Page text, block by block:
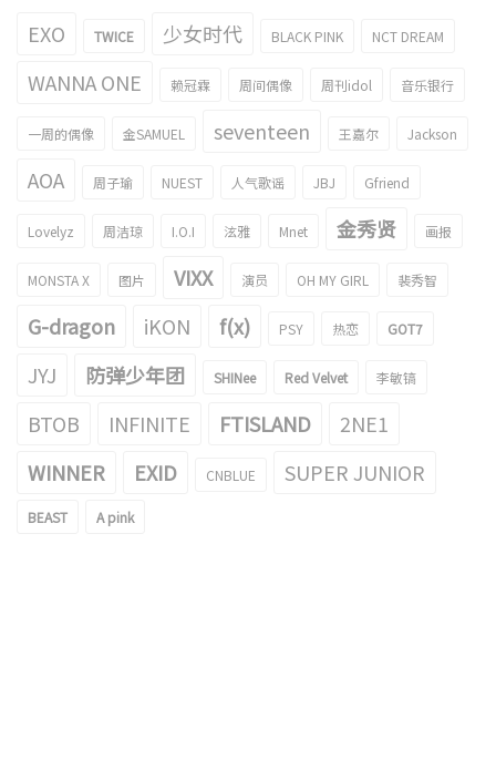
EXO TWICE 少女时代 BLACK PINK NCT DREAM
WANNA ONE 赖冠霖 周间偶像 周刊idol 音乐银行
一周的偶像 金SAMUEL seventeen 王嘉尔 Jackson
AOA 周子瑜 NUEST 人气歌谣 JBJ Gfriend
Lovelyz 周洁琼 I.O.I 泫雅 Mnet 金秀贤 画报
MONSTA X 图片 VIXX 演员 OH MY GIRL 裴秀智
G-dragon iKON f(x) PSY 热恋 GOT7
JYJ 防弹少年团 SHINee Red Velvet 李敏镐
BTOB INFINITE FTISLAND
2NE1
WINNER
EXID CNBLUE SUPER JUNIOR
BEAST A pink